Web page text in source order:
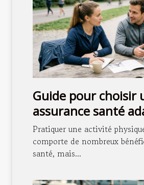
Guide pour choisir
assurance santé
aux sportifs
Pratiquer une activité
comporte de nombreux
santé, mais...